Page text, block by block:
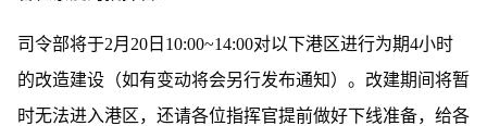
司令部将于2月20日10:00~14:00对以下港区进行为期4小时
的改造建设（如有变动将会另行发布通知）。改建期间将暂
时无法进入港区，还请各位指挥官提前做好下线准备，给各